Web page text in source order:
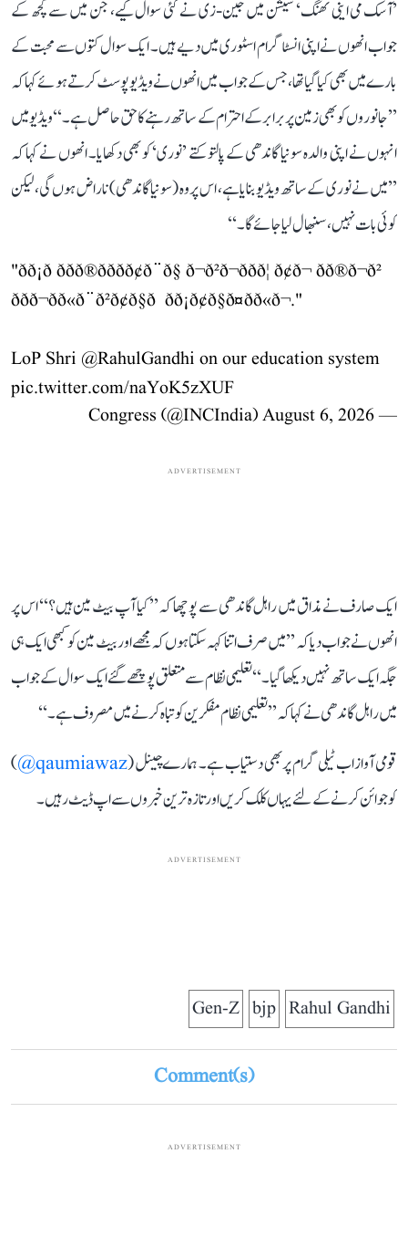
’آسک می اینی تھنگ‘ سیشن میں جین-زی نے کئی سوال کیے، جن میں سے کچھ کے
جواب انھوں نے اپنی انسٹاگرام اسٹوری میں دیے ہیں۔ ایک سوال کتوں سے محبت کے
بارے میں بھی کیا گیا تھا، جس کے جواب میں انھوں نے ویڈیو پوسٹ کرتے ہوئے کہا کہ
’’جانوروں کو بھی زمین پر برابر کے احترام کے ساتھ رہنے کا حق حاصل ہے۔‘‘ ویڈیو میں
انہوں نے اپنی والدہ سونیا گاندھی کے پالتو کتے ’نوری‘ کو بھی دکھایا۔ انھوں نے کہا کہ
’’میں نے نوری کے ساتھ ویڈیو بنایا ہے، اس پر وہ (سونیا گاندھی) ناراض ہوں گی، لیکن
کوئی بات نہیں، سنبھال لیا جائے گا۔‘‘
"ðð¡ð ððð®ððð­ð¢ð¨ð§ ð¬ð²ð¬ð­ðð¦ ð¢ð¬ ðð®ð¬ð²
ððð¬ð­ð«ð¨ð²ð¢ð§ð ð­ð¡ð¢ð§ð¤ðð«ð¬."
LoP Shri @RahulGandhi on our education system
pic.twitter.com/naYoK5zXUF
— Congress (@INCIndia)
August 6, 2026
ADVERTISEMENT
ایک صارف نے مذاق میں راہل گاندھی سے پوچھا کہ ’’کیا آپ بیٹ مین ہیں؟‘‘ اس پر
انھوں نے جواب دیا کہ ’’میں صرف اتنا کہہ سکتا ہوں کہ مجھے اور بیٹ مین کو کبھی ایک ہی
جگہ ایک ساتھ نہیں دیکھا گیا۔‘‘ تعلیمی نظام سے متعلق پوچھے گئے ایک سوال کے جواب
میں راہل گاندھی نے کہا کہ ’’تعلیمی نظام مفکرین کو تباہ کرنے میں مصروف ہے۔‘‘
قومی آواز اب ٹیلی گرام پر بھی دستیاب ہے۔ ہمارے چینل (qaumiawaz@
)
کو جوائن کرنے کے لئے یہاں کلک کریں اور تازہ ترین خبروں سے اپ ڈیٹ رہیں۔
ADVERTISEMENT
Rahul Gandhi
bjp
Gen-Z
Comment(s)
ADVERTISEMENT